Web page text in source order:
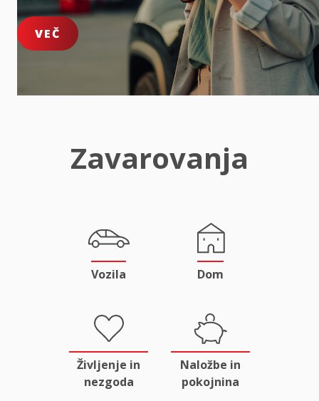
VEČ
Zavarovanja
Vozila Dom
Življenje in
nezgoda
Naložbe in
pokojnina